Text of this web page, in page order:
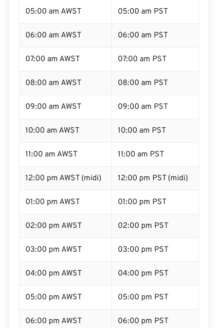
05:00 am AWST 05:00 am PST
06:00 am AWST 06:00 am PST
07:00 am AWST 07:00 am PST
08:00 am AWST 08:00 am PST
09:00 am AWST 09:00 am PST
10:00 am AWST 10:00 am PST
11:00 am AWST 11:00 am PST
12:00 pm AWST (midi) 12:00 pm PST (midi)
01:00 pm AWST 01:00 pm PST
02:00 pm AWST 02:00 pm PST
03:00 pm AWST 03:00 pm PST
04:00 pm AWST 04:00 pm PST
05:00 pm AWST 05:00 pm PST
06:00 pm AWST 06:00 pm PST